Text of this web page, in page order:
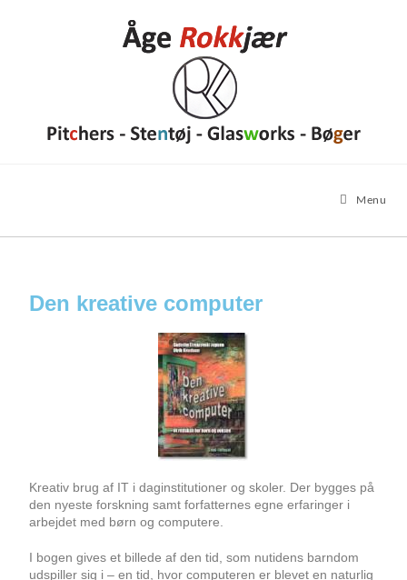
Menu
Den kreative computer
Kreativ brug af IT i daginstitutioner og skoler. Der bygges på
den nyeste forskning samt forfatternes egne erfaringer i
arbejdet med børn og computere.
I bogen gives et billede af den tid, som nutidens barndom
udspiller sig i – en tid, hvor computeren er blevet en naturlig